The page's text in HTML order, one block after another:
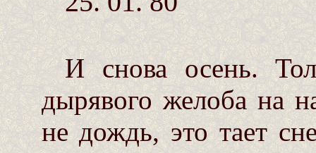
И снова осень.
дырявого желоба на
не дождь, это тает